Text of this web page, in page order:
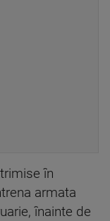
în
armata
înainte de